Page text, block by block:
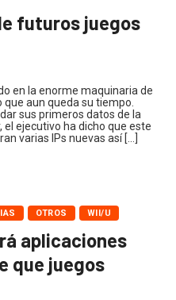
futuros juegos
en la enorme maquinaria de
aun queda su tiempo.
sus primeros datos de la
el ejecutivo ha dicho que este
varias IPs nuevas así […]
OTROS WII/U
aplicaciones
que juegos